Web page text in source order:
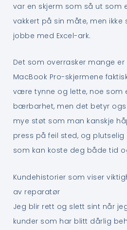
var en skjerm som så ut som
vakkert på sin måte, men
jobbe med Excel-ark.
Det som overrasker mange
MacBook Pro-skjermene
være tynne og lette, noe som
bærbarhet, men det betyr
mye støt som man kanskje
press på feil sted, og
som kan koste deg både tid
Kundehistorier som viser
av reparatør
Jeg blir rett og slett sint når
kunder som har blitt dårlig